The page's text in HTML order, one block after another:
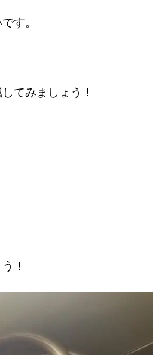
す。
てみましょう！
！